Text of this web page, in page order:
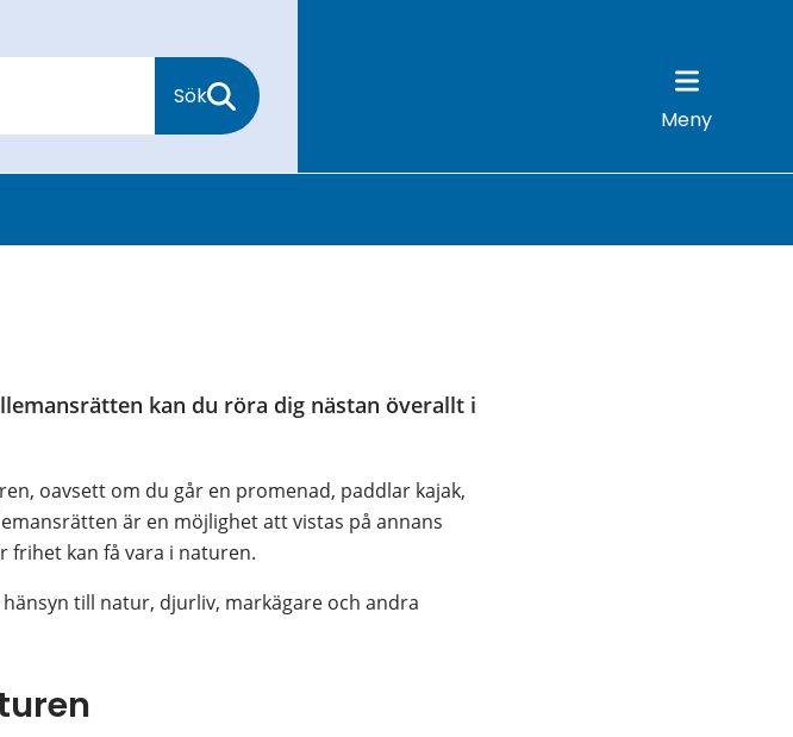
Sök
Meny
kan du röra dig nästan överallt i
oavsett om du går en promenad, paddlar kajak,
är en möjlighet att vistas på annans
kan få vara i naturen.
till natur, djurliv, markägare och andra